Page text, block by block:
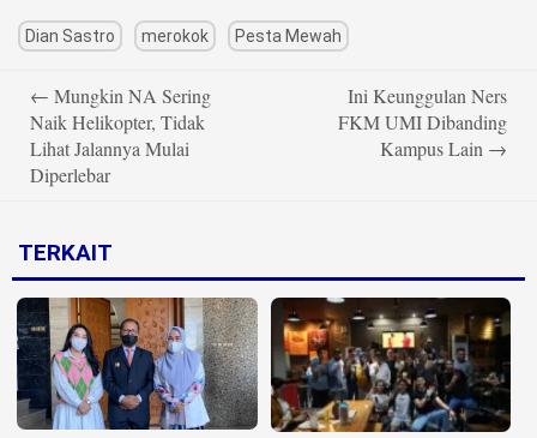
Dian Sastro merokok Pesta Mewah
navigation
← Mungkin NA Sering
Naik Helikopter, Tidak
Lihat Jalannya Mulai
Diperlebar
Ini Keunggulan Ners
FKM UMI Dibanding
Kampus Lain →
TERKAIT